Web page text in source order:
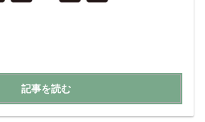
記事を読む